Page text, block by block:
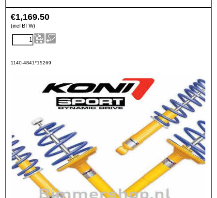
€1,169.50
(incl BTW)
1140-4841*15269